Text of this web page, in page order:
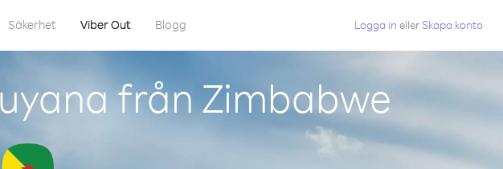
Säkerhet Viber Out Blogg Logga in eller Skapa konto
från Zimbabwe